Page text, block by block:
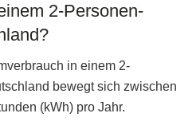
2-Personen-
in einem 2-
bewegt sich zwischen
(kWh) pro Jahr.